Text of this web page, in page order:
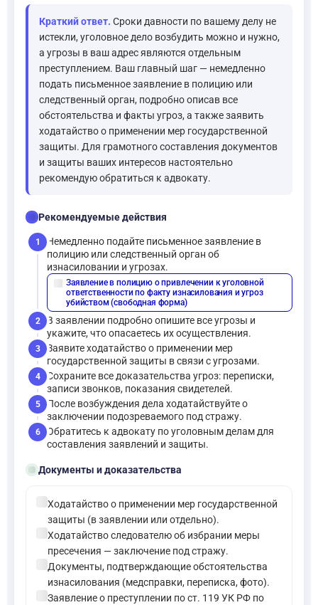
Краткий ответ. Сроки давности по вашему делу не
истекли, уголовное дело возбудить можно и нужно,
а угрозы в ваш адрес являются отдельным
преступлением. Ваш главный шаг — немедленно
подать письменное заявление в полицию или
следственный орган, подробно описав все
обстоятельства и факты угроз, а также заявить
ходатайство о применении мер государственной
защиты. Для грамотного составления документов
и защиты ваших интересов настоятельно
рекомендую обратиться к адвокату.
checklistРекомендуемые действия
1
Немедленно подайте письменное заявление в
полицию или следственный орган об
изнасиловании и угрозах.
Заявление в полицию о привлечении к уголовной
ответственности по факту изнасилования и угроз
убийством (свободная форма)
2
В заявлении подробно опишите все угрозы и
укажите, что опасаетесь их осуществления.
3
Заявите ходатайство о применении мер
государственной защиты в связи с угрозами.
4
Сохраните все доказательства угроз: переписки,
записи звонков, показания свидетелей.
5
После возбуждения дела ходатайствуйте о
заключении подозреваемого под стражу.
6
Обратитесь к адвокату по уголовным делам для
составления заявлений и защиты.
folder_openДокументы и доказательства
Ходатайство о применении мер государственной
защиты (в заявлении или отдельно).
Ходатайство следователю об избрании меры
пресечения — заключение под стражу.
Документы, подтверждающие обстоятельства
изнасилования (медсправки, переписка, фото).
Заявление о преступлении по ст. 119 УК РФ по